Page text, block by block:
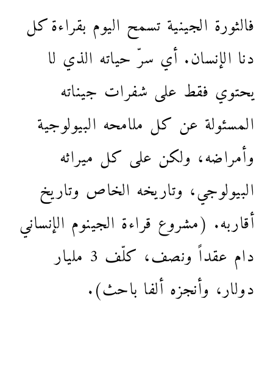
فالثورة الجينية تسمح اليوم بقراءة كل
دنا الإنسان. أي سرّ حياته الذي لا
يحتوي فقط على شفرات جيناته
المسئولة عن كل ملامحه البيولوجية
وأمراضه، ولكن على كل ميراثه
البيولوجي، وتاريخه الخاص وتاريخ
أقاربه. (مشروع قراءة الجينوم الإنساني
دام عقداً ونصف، كلّف 3 مليار
دولار، وأنجزه ألفا باحث).